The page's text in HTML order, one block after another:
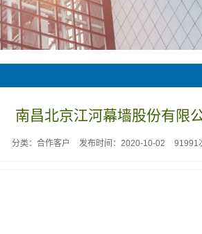
南昌北京江河幕墙股份有限
分类：合作客户 发布时间：2020-10-02 91991